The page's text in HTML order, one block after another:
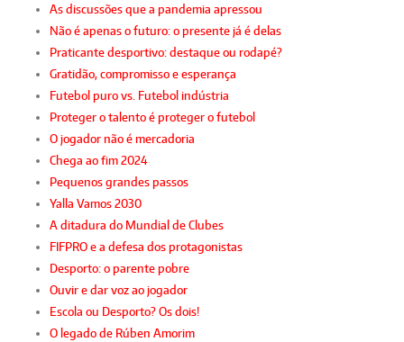
As discussões que a pandemia apressou
Não é apenas o futuro: o presente já é delas
Praticante desportivo: destaque ou rodapé?
Gratidão, compromisso e esperança
Futebol puro vs. Futebol indústria
Proteger o talento é proteger o futebol
O jogador não é mercadoria
Chega ao fim 2024
Pequenos grandes passos
Yalla Vamos 2030
A ditadura do Mundial de Clubes
FIFPRO e a defesa dos protagonistas
Desporto: o parente pobre
Ouvir e dar voz ao jogador
Escola ou Desporto? Os dois!
O legado de Rúben Amorim